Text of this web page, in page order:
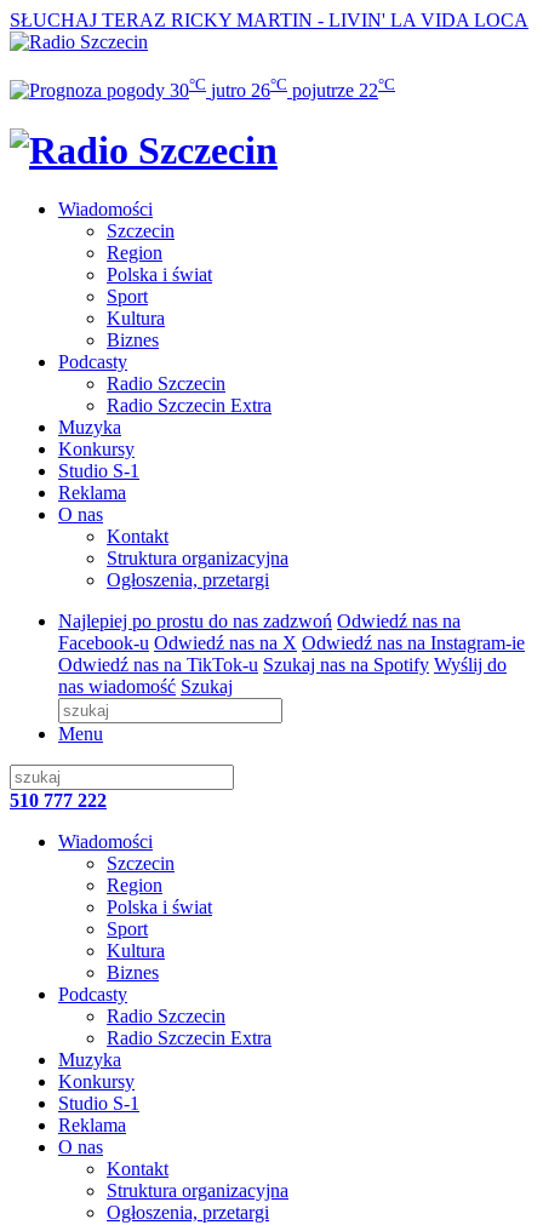
SŁUCHAJ TERAZ RICKY MARTIN - LIVIN' LA VIDA LOCA
30°C jutro 26°C pojutrze 22°C
Wiadomości
Szczecin
Region
Polska i świat
Sport
Kultura
Biznes
Podcasty
Radio Szczecin
Radio Szczecin Extra
Muzyka
Konkursy
Studio S-1
Reklama
O nas
Kontakt
Struktura organizacyjna
Ogłoszenia, przetargi
Najlepiej po prostu do nas zadzwoń Odwiedź nas na
Facebook-u Odwiedź nas na X Odwiedź nas na Instagram-ie
Odwiedź nas na TikTok-u Szukaj nas na Spotify Wyślij do
nas wiadomość Szukaj
Menu
510 777 222
Wiadomości
Szczecin
Region
Polska i świat
Sport
Kultura
Biznes
Podcasty
Radio Szczecin
Radio Szczecin Extra
Muzyka
Konkursy
Studio S-1
Reklama
O nas
Kontakt
Struktura organizacyjna
Ogłoszenia, przetargi